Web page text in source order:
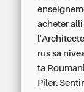
acheter
rus sa
ta
Piler.